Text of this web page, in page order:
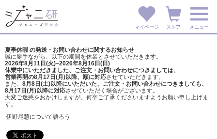
マイページ ストア メニュー
夏季休暇 の発送・お問い合わせに関するお知らせ
誠に勝手ながら、以下の期間を休業とさせていただきます。
2026年8月11日(火)~2026年8月16日(日)
休業中にいただきました、ご注文・お問い合わせにつきましては、
営業再開の8月17日(月)以降、順に対応させていただきます。
また、 8月8日(土)以降にいただいた、ご注文・ お問い合わせにつきましても、
8月17日(月)以降に対応させていただく場合がございます。
大変ご迷惑をおかけしますが、 何卒ご了承くださいますようお願い申し上げま
す。
伊野尾慧について語ろう